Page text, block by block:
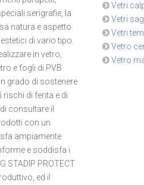
serigrafie, la
natura e aspetto
di vario tipo.
in vetro,
e fogli di PVB
grado di sostenere
di ferita e di
consultare il
con un
ampiamente
e soddisfa i
STADIP PROTECT
ed il
Vetri
Vetri
Vetri
Vetro
Vetro